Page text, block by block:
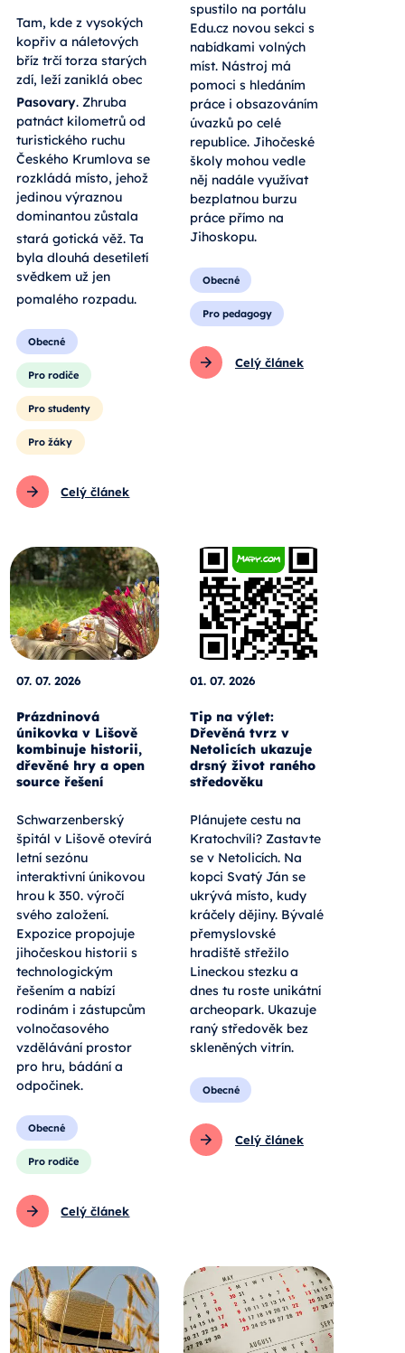
Tam, kde z vysokých
kopřiv a náletových
bříz trčí torza starých
zdí, leží zaniklá obec
Pasovary. Zhruba
patnáct kilometrů od
turistického ruchu
Českého Krumlova se
rozkládá místo, jehož
jedinou výraznou
dominantou zůstala
stará gotická věž. Ta
byla dlouhá desetiletí
svědkem už jen
pomalého rozpadu.
Obecné
Pro rodiče
Pro studenty
Pro žáky
Celý článek
spustilo na portálu
Edu.cz novou sekci s
nabídkami volných
míst. Nástroj má
pomoci s hledáním
práce i obsazováním
úvazků po celé
republice. Jihočeské
školy mohou vedle
něj nadále využívat
bezplatnou burzu
práce přímo na
Jihoskopu.
Obecné
Pro pedagogy
Celý článek
07. 07. 2026
Prázdninová
únikovka v Lišově
kombinuje historii,
dřevěné hry a open
source řešení
Schwarzenberský
špitál v Lišově otevírá
letní sezónu
interaktivní únikovou
hrou k 350. výročí
svého založení.
Expozice propojuje
jihočeskou historii s
technologickým
řešením a nabízí
rodinám i zástupcům
volnočasového
vzdělávání prostor
pro hru, bádání a
odpočinek.
Obecné
Pro rodiče
Celý článek
01. 07. 2026
Tip na výlet:
Dřevěná tvrz v
Netolicích ukazuje
drsný život raného
středověku
Plánujete cestu na
Kratochvíli? Zastavte
se v Netolicích. Na
kopci Svatý Ján se
ukrývá místo, kudy
kráčely dějiny. Bývalé
přemyslovské
hradiště střežilo
Lineckou stezku a
dnes tu roste unikátní
archeopark. Ukazuje
raný středověk bez
skleněných vitrín.
Obecné
Celý článek